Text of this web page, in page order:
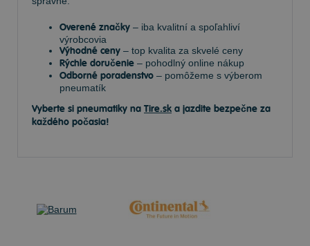
Overené značky – iba kvalitní a spoľahliví
výrobcovia
Výhodné ceny – top kvalita za skvelé ceny
Rýchle doručenie – pohodlný online nákup
Odborné poradenstvo – pomôžeme s výberom
pneumatík
Vyberte si pneumatiky na Tire.sk a jazdite bezpečne za
každého počasia!